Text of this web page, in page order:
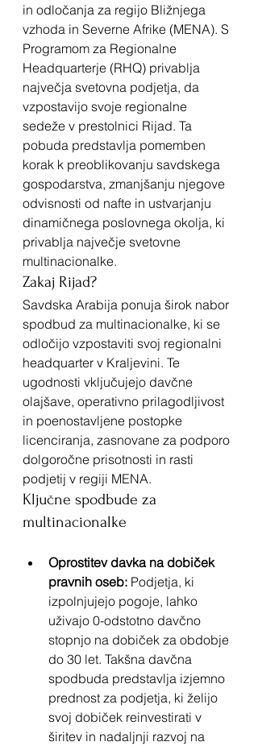
in odločanja za regijo Bližnjega
vzhoda in Severne Afrike (MENA). S
Programom za Regionalne
Headquarterje (RHQ) privablja
največja svetovna podjetja, da
vzpostavijo svoje regionalne
sedeže v prestolnici Rijad. Ta
pobuda predstavlja pomemben
korak k preoblikovanju savdskega
gospodarstva, zmanjšanju njegove
odvisnosti od nafte in ustvarjanju
dinamičnega poslovnega okolja, ki
privablja največje svetovne
multinacionalke.
Zakaj Rijad?
Savdska Arabija ponuja širok nabor
spodbud za multinacionalke, ki se
odločijo vzpostaviti svoj regionalni
headquarter v Kraljevini. Te
ugodnosti vključujejo davčne
olajšave, operativno prilagodljivost
in poenostavljene postopke
licenciranja, zasnovane za podporo
dolgoročne prisotnosti in rasti
podjetij v regiji MENA.
Ključne spodbude za
multinacionalke
Oprostitev davka na dobiček
pravnih oseb: Podjetja, ki
izpolnjujejo pogoje, lahko
uživajo 0-odstotno davčno
stopnjo na dobiček za obdobje
do 30 let. Takšna davčna
spodbuda predstavlja izjemno
prednost za podjetja, ki želijo
svoj dobiček reinvestirati v
širitev in nadaljnji razvoj na